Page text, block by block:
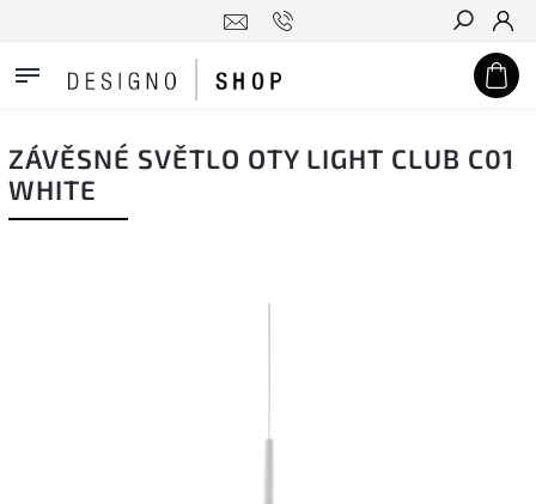
Hledat
ZÁVĚSNÉ SVĚTLO OTY LIGHT CLUB C01
WHITE